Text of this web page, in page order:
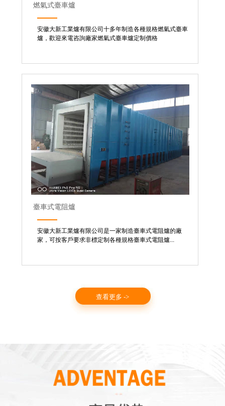
燃氣式臺車爐
安徽大新工業爐有限公司十多年制造各種規格燃氣式臺車
爐，歡迎來電咨詢廠家燃氣式臺車爐定制價格
臺車式電阻爐
安徽大新工業爐有限公司是一家制造臺車式電阻爐的廠
家，可按客戶要求非標定制各種規格臺車式電阻爐...
查看更多 ->